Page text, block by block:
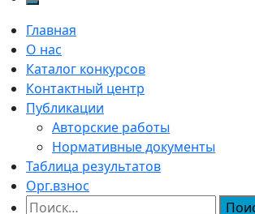
Главная
О нас
Каталог конкурсов
Контактный центр
Публикации
Авторские работы
Нормативные документы
Таблица результатов
Орг.взнос
Найти: